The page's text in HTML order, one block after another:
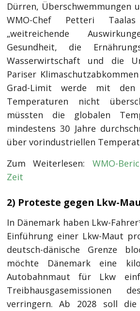
Dürren, Überschwemmungen
WMO-Chef Petteri
„weitreichende
Gesundheit, die
Wasserwirtschaft und die
Pariser
Grad-Limit werde mit den
Temperaturen nicht
müssten die globalen
mindestens 30 Jahre
über vorindustriellen
Zum Weiterlesen: WMO-
Zeit
2) Proteste gegen Lkw-
In Dänemark haben Lkw-
Einführung einer Lkw-Maut
deutsch-dänische Grenze
möchte Dänemark eine
Autobahnmaut für Lkw
Treibhausgasemissionen
verringern. Ab 2028 soll